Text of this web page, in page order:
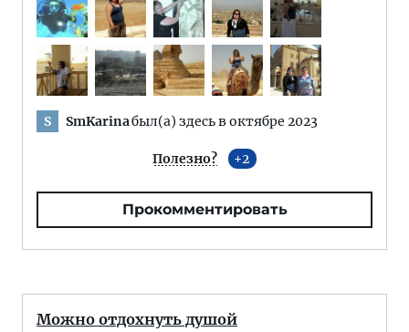
S SmKarinaбыл(а) здесь в октябре 2023
Полезно? 2
Прокомментировать
Можно отдохнуть душой